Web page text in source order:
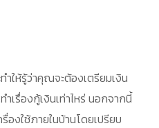
ำให้รู้ว่าคุณจะต้องเตรียมเงิน
ำเรื่องกู้เงินเท่าไหร่ นอกจากนี้
งใช้ภายในบ้านโดยเปรียบ